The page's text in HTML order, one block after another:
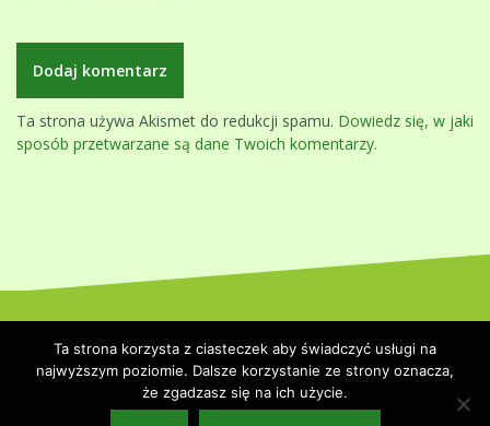
Ta strona używa Akismet do redukcji spamu. Dowiedz się, w jaki
sposób przetwarzane są dane Twoich komentarzy.
Themeisle.
Strona główna
Polityka prywatności
Ta strona korzysta z ciasteczek aby świadczyć usługi na
najwyższym poziomie. Dalsze korzystanie ze strony oznacza,
że zgadzasz się na ich użycie.